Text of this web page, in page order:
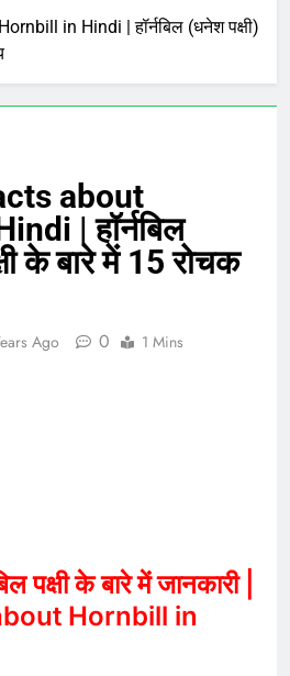
in Hindi | हॉर्नबिल (धनेश पक्षी)
about
| हॉर्नबिल
के बारे में 15 रोचक
Ago 0 1 Mins
पक्षी के बारे में जानकारी |
Hornbill in